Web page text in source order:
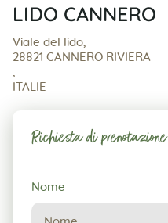
LIDO CANNERO
Viale del lido,
28821 CANNERO RIVIERA
ITALIE
Richiesta di prenotazione
Richiesta
di
prenotazione
Nome